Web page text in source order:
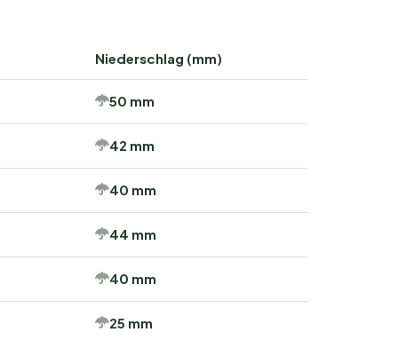
Niederschlag (mm)
50 mm
42 mm
40 mm
44 mm
40 mm
25 mm